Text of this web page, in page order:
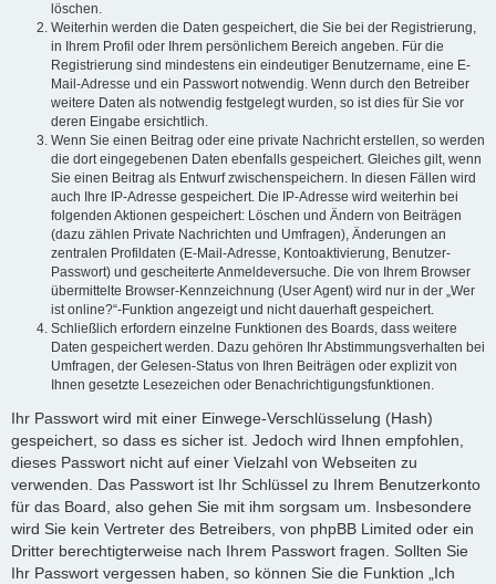
löschen.
Weiterhin werden die Daten gespeichert, die Sie bei der Registrierung,
in Ihrem Profil oder Ihrem persönlichem Bereich angeben. Für die
Registrierung sind mindestens ein eindeutiger Benutzername, eine E-
Mail-Adresse und ein Passwort notwendig. Wenn durch den Betreiber
weitere Daten als notwendig festgelegt wurden, so ist dies für Sie vor
deren Eingabe ersichtlich.
Wenn Sie einen Beitrag oder eine private Nachricht erstellen, so werden
die dort eingegebenen Daten ebenfalls gespeichert. Gleiches gilt, wenn
Sie einen Beitrag als Entwurf zwischenspeichern. In diesen Fällen wird
auch Ihre IP-Adresse gespeichert. Die IP-Adresse wird weiterhin bei
folgenden Aktionen gespeichert: Löschen und Ändern von Beiträgen
(dazu zählen Private Nachrichten und Umfragen), Änderungen an
zentralen Profildaten (E-Mail-Adresse, Kontoaktivierung, Benutzer-
Passwort) und gescheiterte Anmeldeversuche. Die von Ihrem Browser
übermittelte Browser-Kennzeichnung (User Agent) wird nur in der „Wer
ist online?“-Funktion angezeigt und nicht dauerhaft gespeichert.
Schließlich erfordern einzelne Funktionen des Boards, dass weitere
Daten gespeichert werden. Dazu gehören Ihr Abstimmungsverhalten bei
Umfragen, der Gelesen-Status von Ihren Beiträgen oder explizit von
Ihnen gesetzte Lesezeichen oder Benachrichtigungsfunktionen.
Ihr Passwort wird mit einer Einwege-Verschlüsselung (Hash)
gespeichert, so dass es sicher ist. Jedoch wird Ihnen empfohlen,
dieses Passwort nicht auf einer Vielzahl von Webseiten zu
verwenden. Das Passwort ist Ihr Schlüssel zu Ihrem Benutzerkonto
für das Board, also gehen Sie mit ihm sorgsam um. Insbesondere
wird Sie kein Vertreter des Betreibers, von phpBB Limited oder ein
Dritter berechtigterweise nach Ihrem Passwort fragen. Sollten Sie
Ihr Passwort vergessen haben, so können Sie die Funktion „Ich